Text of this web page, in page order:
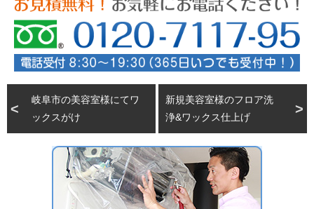
岐阜市の美容室様にてワ
ックスがけ
新規美容室様のフロア洗
浄&ワックス仕上げ